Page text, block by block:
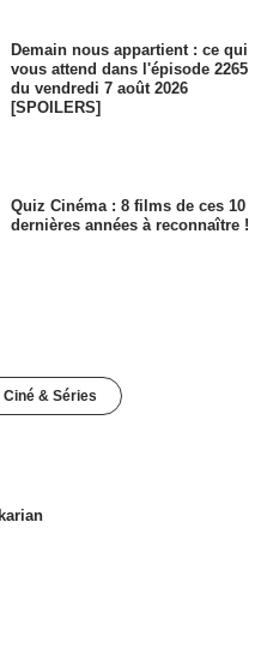
Demain nous appartient : ce qui
vous attend dans l'épisode 2265
du vendredi 7 août 2026
[SPOILERS]
Quiz Cinéma : 8 films de ces 10
dernières années à reconnaître !
& Séries